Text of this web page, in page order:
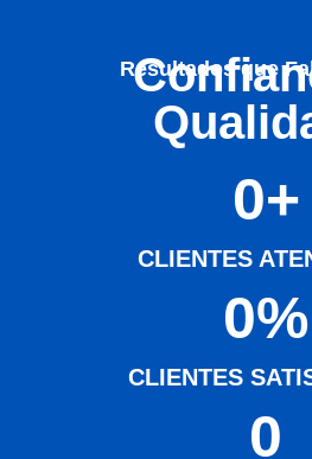
Resultados que
CLIENTES
0+
CLIENTES
0%
0